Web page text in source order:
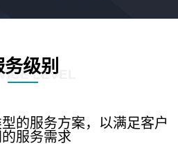
务级别
LEVEL
的服务方案，以满足客户
服务需求